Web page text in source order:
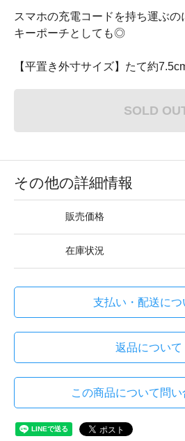
スマホの充電コードを持ち運ぶの
キーポーチとしても◎
【平置き外寸サイズ】たて約
SOLD
その他の詳細情報
販売価格
在庫状況
支払い・配送につ
返品について
この商品について問い